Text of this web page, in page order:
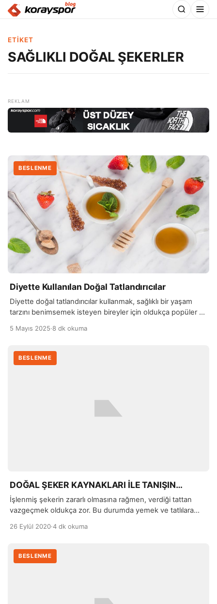
ETIKET
SAĞLIKLI DOĞAL ŞEKERLER
BESLENME
Diyette Kullanılan Doğal Tatlandırıcılar
Diyette doğal tatlandırıcılar kullanmak, sağlıklı bir yaşam
tarzını benimsemek isteyen bireyler için oldukça popüler bir
kullanmak, kan şekeri seviyelerini düzenlemeye yardımcı
kolaylaştırabilir. Doğal tatlandırıcılar, vücutta sindirilmesi
daha yavaş olan maddeler içerdiğinden, şekerin yol açtığı
5 Mayıs 2025·8 dk okuma
BESLENME
DOĞAL ŞEKER KAYNAKLARI İLE TANIŞIN…
İşlenmiş şekerin zararlı olmasına rağmen, verdiği tattan
vazgeçmek oldukça zor. Bu durumda yemek ve tatlılara
kullanabileceğinizi de belirtmek istiyoruz.
26 Eylül 2020·4 dk okuma
BESLENME